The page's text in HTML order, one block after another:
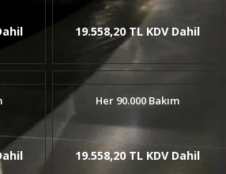
19.558,20 TL KDV Dahil
Her 90.000 Bakım
19.558,20 TL KDV Dahil